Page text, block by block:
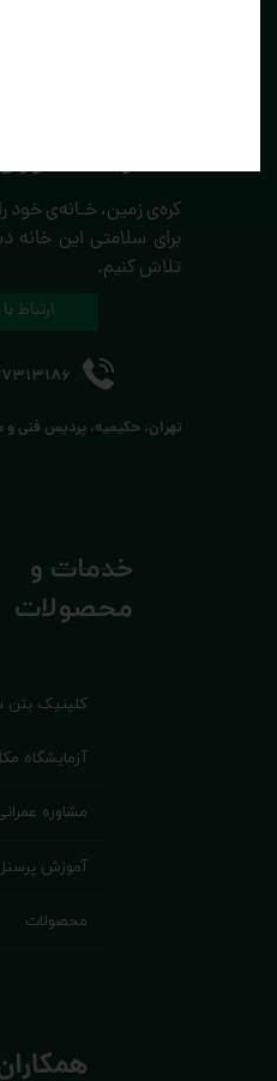
خدمات و
محصولات
کلینیک بتن
آزمایشگاه
مشاوره
آموزش
محصولات
تهران، حکیمیه، پردیس فنی
کره‌ی زمین، خـانه‌ی خود
برای سلامتی این
تلاش کنیم.
توسعه
ارتباط